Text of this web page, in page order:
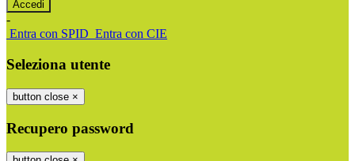
-
Entra con SPID Entra con CIE
Seleziona utente
button close ×
Recupero password